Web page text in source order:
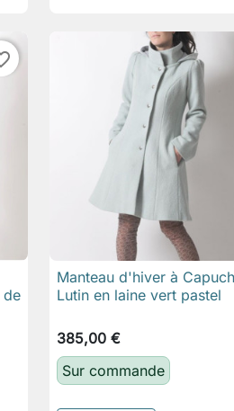
de
 Aperçu rapide
Manteau d'hiver à
Lutin en laine vert pastel
385,00 €
Sur commande